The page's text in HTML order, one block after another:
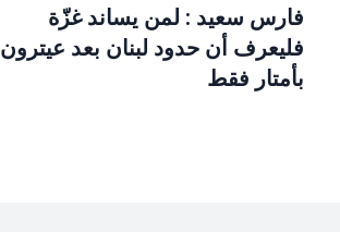
فارس سعيد : لمن يساند غزّة
فليعرف أن حدود لبنان بعد عيترون
بأمتار فقط